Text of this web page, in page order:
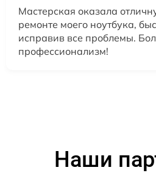
Мастерская оказала
ремонте моего ноутбука,
исправив все проблемы.
профессионализм!
Наши